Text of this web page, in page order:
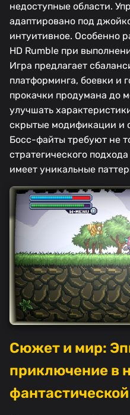
недоступные области.
адаптировано под
интуитивное. Особенно
HD Rumble при
Игра предлагает
платформинга, боевки и
прокачки продумана до
улучшать
скрытые модификации и
Босс-файты требуют не
стратегического
имеет уникальные
Сюжет и мир:
приключение в